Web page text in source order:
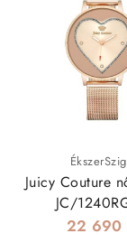
Juicy Couture
JC/
22 690